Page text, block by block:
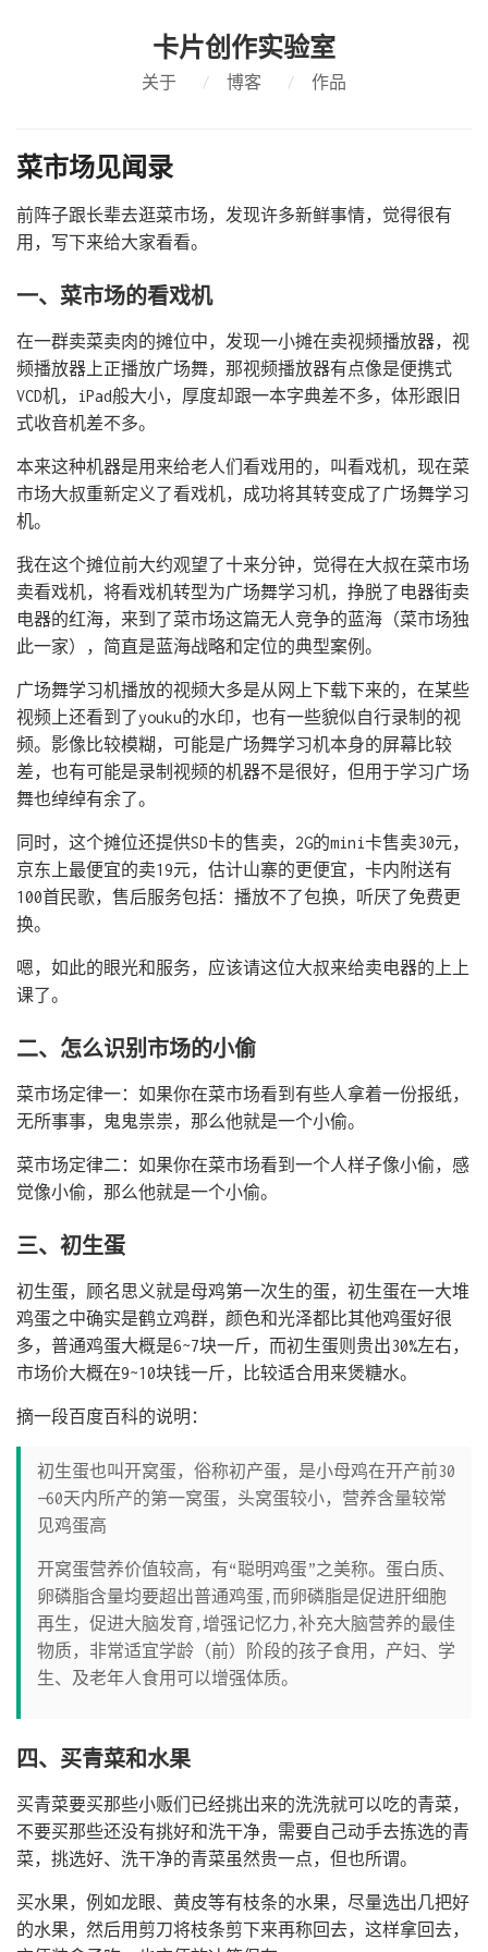
卡片创作实验室
关于 / 博客 / 作品
菜市场见闻录
前阵子跟长辈去逛菜市场，发现许多新鲜事情，觉得很有
用，写下来给大家看看。
一、菜市场的看戏机
在一群卖菜卖肉的摊位中，发现一小摊在卖视频播放器，视
频播放器上正播放广场舞，那视频播放器有点像是便携式
VCD机，iPad般大小，厚度却跟一本字典差不多，体形跟旧
式收音机差不多。
本来这种机器是用来给老人们看戏用的，叫看戏机，现在菜
市场大叔重新定义了看戏机，成功将其转变成了广场舞学习
机。
我在这个摊位前大约观望了十来分钟，觉得在大叔在菜市场
卖看戏机，将看戏机转型为广场舞学习机，挣脱了电器街卖
电器的红海，来到了菜市场这篇无人竞争的蓝海（菜市场独
此一家），简直是蓝海战略和定位的典型案例。
广场舞学习机播放的视频大多是从网上下载下来的，在某些
视频上还看到了youku的水印，也有一些貌似自行录制的视
频。影像比较模糊，可能是广场舞学习机本身的屏幕比较
差，也有可能是录制视频的机器不是很好，但用于学习广场
舞也绰绰有余了。
同时，这个摊位还提供SD卡的售卖，2G的mini卡售卖30元，
京东上最便宜的卖19元，估计山寨的更便宜，卡内附送有
100首民歌，售后服务包括：播放不了包换，听厌了免费更
换。
嗯，如此的眼光和服务，应该请这位大叔来给卖电器的上上
课了。
二、怎么识别市场的小偷
菜市场定律一：如果你在菜市场看到有些人拿着一份报纸，
无所事事，鬼鬼祟祟，那么他就是一个小偷。
菜市场定律二：如果你在菜市场看到一个人样子像小偷，感
觉像小偷，那么他就是一个小偷。
三、初生蛋
初生蛋，顾名思义就是母鸡第一次生的蛋，初生蛋在一大堆
鸡蛋之中确实是鹤立鸡群，颜色和光泽都比其他鸡蛋好很
多，普通鸡蛋大概是6~7块一斤，而初生蛋则贵出30%左右，
市场价大概在9~10块钱一斤，比较适合用来煲糖水。
摘一段百度百科的说明：
初生蛋也叫开窝蛋，俗称初产蛋，是小母鸡在开产前30
—60天内所产的第一窝蛋，头窝蛋较小，营养含量较常
见鸡蛋高
开窝蛋营养价值较高，有“聪明鸡蛋”之美称。蛋白质、
卵磷脂含量均要超出普通鸡蛋,而卵磷脂是促进肝细胞
再生，促进大脑发育,增强记忆力,补充大脑营养的最佳
物质，非常适宜学龄（前）阶段的孩子食用，产妇、学
生、及老年人食用可以增强体质。
四、买青菜和水果
买青菜要买那些小贩们已经挑出来的洗洗就可以吃的青菜，
不要买那些还没有挑好和洗干净，需要自己动手去拣选的青
菜，挑选好、洗干净的青菜虽然贵一点，但也所谓。
买水果，例如龙眼、黄皮等有枝条的水果，尽量选出几把好
的水果，然后用剪刀将枝条剪下来再称回去，这样拿回去，